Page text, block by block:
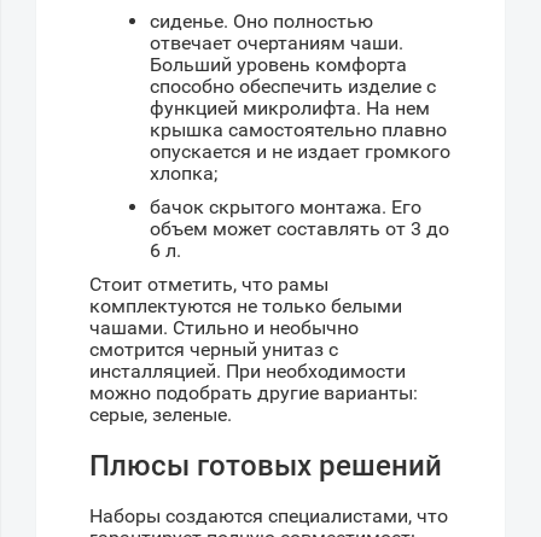
сиденье. Оно полностью
отвечает очертаниям чаши.
Больший уровень комфорта
способно обеспечить изделие с
функцией микролифта. На нем
крышка самостоятельно плавно
опускается и не издает громкого
хлопка;
бачок скрытого монтажа. Его
объем может составлять от 3 до
6 л.
Стоит отметить, что рамы
комплектуются не только белыми
чашами. Стильно и необычно
смотрится черный унитаз с
инсталляцией. При необходимости
можно подобрать другие варианты:
серые, зеленые.
Плюсы готовых решений
Наборы создаются специалистами, что